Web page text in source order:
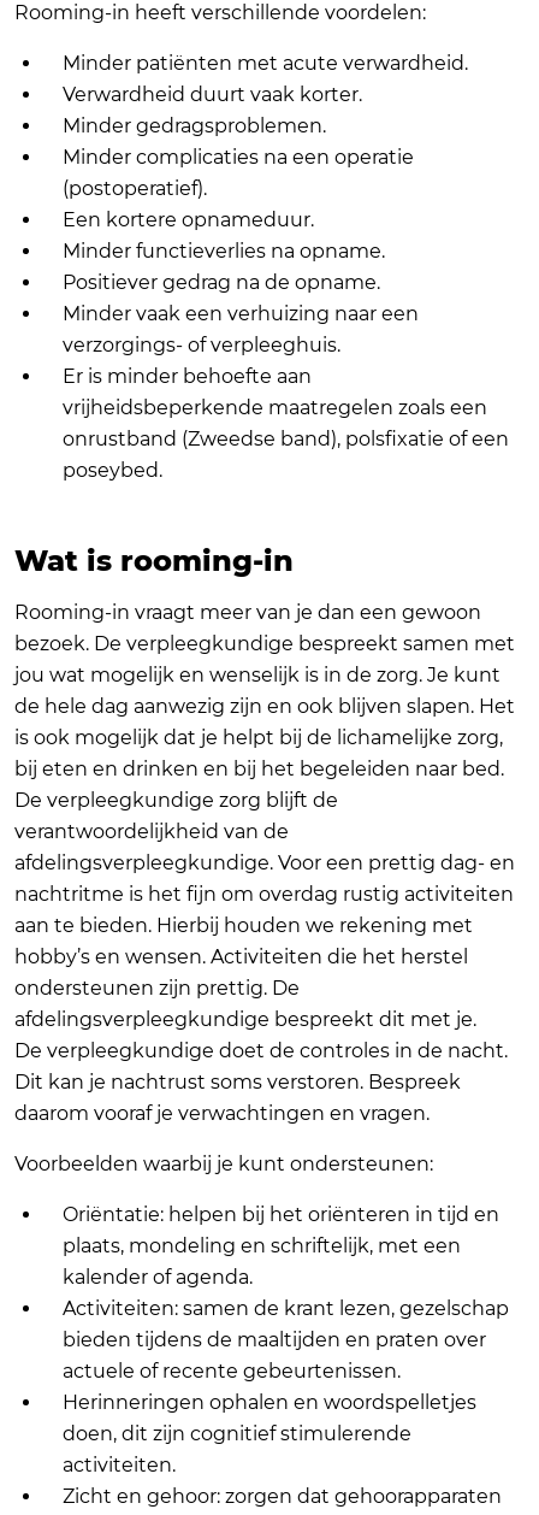
Rooming-in heeft verschillende voordelen:
Minder patiënten met acute verwardheid.
Verwardheid duurt vaak korter.
Minder gedragsproblemen.
Minder complicaties na een operatie
(postoperatief).
Een kortere opnameduur.
Minder functieverlies na opname.
Positiever gedrag na de opname.
Minder vaak een verhuizing naar een
verzorgings- of verpleeghuis.
Er is minder behoefte aan
vrijheidsbeperkende maatregelen zoals een
onrustband (Zweedse band), polsfixatie of een
poseybed.
Wat is rooming-in
Rooming-in vraagt meer van je dan een gewoon
bezoek. De verpleegkundige bespreekt samen met
jou wat mogelijk en wenselijk is in de zorg. Je kunt
de hele dag aanwezig zijn en ook blijven slapen. Het
is ook mogelijk dat je helpt bij de lichamelijke zorg,
bij eten en drinken en bij het begeleiden naar bed.
De verpleegkundige zorg blijft de
verantwoordelijkheid van de
afdelingsverpleegkundige. Voor een prettig dag- en
nachtritme is het fijn om overdag rustig activiteiten
aan te bieden. Hierbij houden we rekening met
hobby’s en wensen. Activiteiten die het herstel
ondersteunen zijn prettig. De
afdelingsverpleegkundige bespreekt dit met je.
De verpleegkundige doet de controles in de nacht.
Dit kan je nachtrust soms verstoren. Bespreek
daarom vooraf je verwachtingen en vragen.
Voorbeelden waarbij je kunt ondersteunen:
Oriëntatie: helpen bij het oriënteren in tijd en
plaats, mondeling en schriftelijk, met een
kalender of agenda.
Activiteiten: samen de krant lezen, gezelschap
bieden tijdens de maaltijden en praten over
actuele of recente gebeurtenissen.
Herinneringen ophalen en woordspelletjes
doen, dit zijn cognitief stimulerende
activiteiten.
Zicht en gehoor: zorgen dat gehoorapparaten